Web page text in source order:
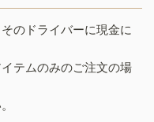
のドライバーに現金に
テムのみのご注文の場